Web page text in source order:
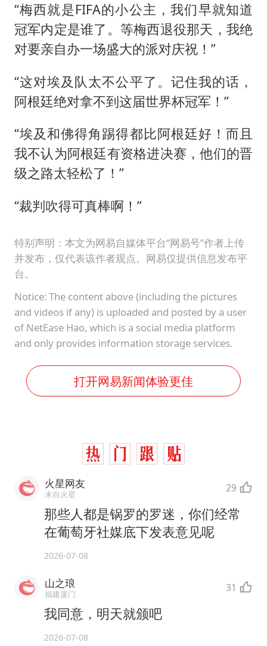
“梅西就是FIFA的小公主，我们早就知道
冠军内定是谁了。等梅西退役那天，我绝
对要亲自办一场盛大的派对庆祝！”
“这对埃及队太不公平了。记住我的话，
阿根廷绝对拿不到这届世界杯冠军！”
“埃及和佛得角踢得都比阿根廷好！而且
我不认为阿根廷有资格进决赛，他们的晋
级之路太轻松了！”
“裁判吹得可真棒啊！”
特别声明：本文为网易自媒体平台“网易号”作者上传
并发布，仅代表该作者观点。网易仅提供信息发布平
台。
Notice: The content above (including the pictures
and videos if any) is uploaded and posted by a user
of NetEase Hao, which is a social media platform
and only provides information storage services.
打开网易新闻体验更佳
火星网友
来自火星 29
那些人都是锅罗的罗迷，你们经常
在葡萄牙社媒底下发表意见呢
2026-07-08
山之琅
福建厦门 31
我同意，明天就颁吧
2026-07-08